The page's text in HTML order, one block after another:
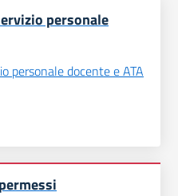
personale
personale docente e ATA